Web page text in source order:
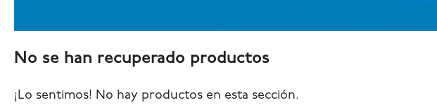
No se han recuperado productos
¡Lo sentimos! No hay productos en esta sección.